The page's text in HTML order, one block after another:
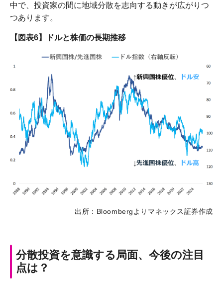
中で、投資家の間に地域分散を志向する動きが広がりつ
つあります。
【図表6】ドルと株価の長期推移
出所：Bloombergよりマネックス証券作成
分散投資を意識する局面、今後の注目
点は？